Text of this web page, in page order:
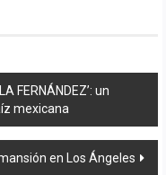
FERNÁNDEZ’: un
mexicana
en Los Ángeles